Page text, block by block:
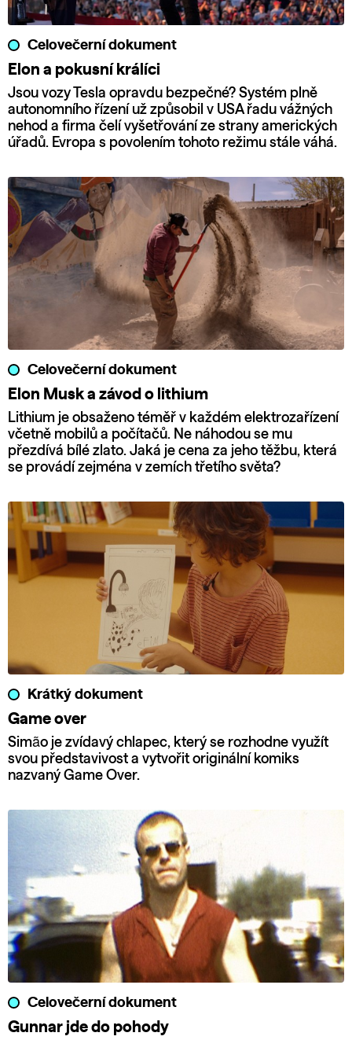
Celovečerní dokument
Elon a pokusní králíci
Jsou vozy Tesla opravdu bezpečné? Systém plně
autonomního řízení už způsobil v USA řadu vážných
nehod a firma čelí vyšetřování ze strany amerických
úřadů. Evropa s povolením tohoto režimu stále váhá.
Celovečerní dokument
Elon Musk a závod o lithium
Lithium je obsaženo téměř v každém elektrozařízení
včetně mobilů a počítačů. Ne náhodou se mu
přezdívá bílé zlato. Jaká je cena za jeho těžbu, která
se provádí zejména v zemích třetího světa?
Krátký dokument
Game over
Simão je zvídavý chlapec, který se rozhodne využít
svou představivost a vytvořit originální komiks
nazvaný Game Over.
Celovečerní dokument
Gunnar jde do pohody